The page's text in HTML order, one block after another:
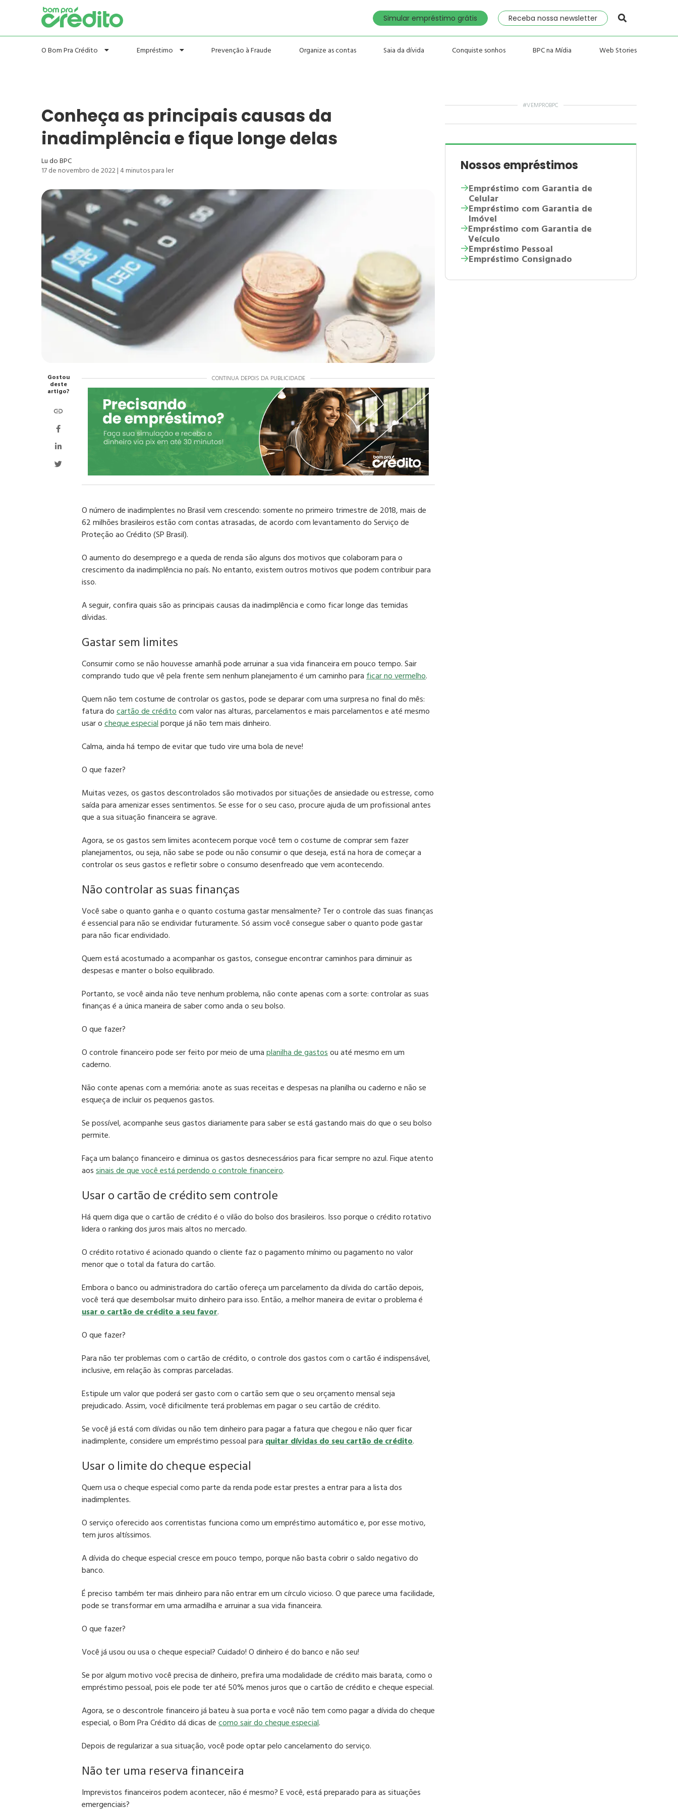
Simular empréstimo grátis Receba nossa newsletter
O Bom Pra Crédito Empréstimo Prevenção à Fraude Organize as contas Saia da dívida Conquiste sonhos BPC na Mídia Web Stories
Conheça as principais causas da
inadimplência e fique longe delas
Lu do BPC
17 de novembro de 2022| 4minutos para ler
CONTINUA DEPOIS DA PUBLICIDADE
O número de inadimplentes no Brasil vem crescendo: somente no primeiro trimestre de 2018, mais de
62 milhões brasileiros estão com contas atrasadas, de acordo com levantamento do Serviço de
Proteção ao Crédito (SP Brasil).
O aumento do desemprego e a queda de renda são alguns dos motivos que colaboram para o
crescimento da inadimplência no país. No entanto, existem outros motivos que podem contribuir para
isso.
A seguir, confira quais são as principais causas da inadimplência e como ficar longe das temidas
dívidas.
Gastar sem limites
Consumir como se não houvesse amanhã pode arruinar a sua vida financeira em pouco tempo. Sair
comprando tudo que vê pela frente sem nenhum planejamento é um caminho paraficar no vermelho.
Quem não tem costume de controlar os gastos, pode se deparar com uma surpresa no final do mês:
fatura docartão de créditocom valor nas alturas, parcelamentos e mais parcelamentos e até mesmo
usar ocheque especialporque já não tem mais dinheiro.
Calma, ainda há tempo de evitar que tudo vire uma bola de neve!
O que fazer?
Muitas vezes, os gastos descontrolados são motivados por situações de ansiedade ou estresse, como
saída para amenizar esses sentimentos.Se esse for o seu caso, procure ajuda de um profissional antes
que a sua situação financeira se agrave.
Agora, se os gastos sem limites acontecem porque você tem o costume de comprar sem fazer
planejamentos, ou seja, não sabe se pode ou não consumir o que deseja, está na hora de começar a
controlar os seus gastos e refletir sobre o consumo desenfreado que vem acontecendo.
Não controlar as suas finanças
Você sabe o quanto ganha e o quanto costuma gastar mensalmente? Ter o controle das suas finanças
é essencial para não se endividar futuramente.Só assim você consegue saber o quanto pode gastar
para não ficar endividado.
Quem está acostumado a acompanhar os gastos, consegue encontrar caminhos para diminuir as
despesas e manter o bolso equilibrado.
Portanto, se você ainda não teve nenhum problema, não conte apenas com a sorte: controlar as suas
finanças é a única maneira de saber como anda o seu bolso.
O que fazer?
O controle financeiro pode ser feito por meio de umaplanilha de gastosou até mesmo em um
caderno.
Não conte apenas com a memória: anote as suas receitas e despesas na planilha ou caderno e não se
esqueça de incluir os pequenos gastos.
Se possível, acompanhe seus gastos diariamente para saber se está gastando mais do que o seu bolso
permite.
Faça um balanço financeiro e diminua os gastos desnecessários para ficar sempre no azul. Fique atento
aossinais de que você está perdendo o controle financeiro.
Usar o cartão de crédito sem controle
Há quem diga que o cartão de crédito é o vilão do bolso dos brasileiros. Isso porque o crédito rotativo
lidera o ranking dos juros mais altos no mercado.
O crédito rotativo é acionado quando o cliente faz o pagamento mínimo ou pagamento no valor
menor que o total da fatura do cartão.
Embora o banco ou administradora do cartão ofereça um parcelamento da dívida do cartão depois,
você terá que desembolsar muito dinheiro paraisso. Então, a melhor maneira de evitar o problema é
usar o cartão de crédito a seu favor.
O que fazer?
Para não ter problemas com o cartão de crédito, o controle dos gastos com o cartão é indispensável,
inclusive, em relação às compras parceladas.
Estipule um valor que poderá ser gasto com o cartão sem que o seu orçamento mensal seja
prejudicado.Assim, você dificilmente terá problemas em pagar o seu cartão de crédito.
Se você já está com dívidas ou não tem dinheiro para pagar a fatura que chegou e não quer ficar
inadimplente, considere um empréstimo pessoal paraquitar dívidas do seu cartão de crédito.
Usar o limite do cheque especial
Quem usa o cheque especial como parte da renda pode estar prestes a entrar para a lista dos
inadimplentes.
O serviço oferecido aos correntistas funciona como um empréstimo automático e, por esse motivo,
tem juros altíssimos.
A dívida do cheque especial cresce em pouco tempo, porque não basta cobrir o saldo negativo do
banco.
É preciso também ter mais dinheiro para não entrar em um círculo vicioso. O que parece uma facilidade,
pode se transformar em uma armadilha e arruinar a sua vida financeira.
O que fazer?
Você já usou ou usa o cheque especial? Cuidado! O dinheiro é do banco e não seu!
Se por algum motivo você precisa de dinheiro, prefira uma modalidade de crédito mais barata, como o
empréstimo pessoal, pois ele pode ter até 50% menos juros que o cartão de crédito e cheque especial.
Agora, se o descontrole financeiro já bateu à sua porta e você não tem como pagar a dívida do cheque
especial, o Bom Pra Crédito dá dicas decomo sair do cheque especial.
Depois de regularizar a sua situação, você pode optar pelo cancelamento do serviço.
Não ter uma reserva financeira
Imprevistos financeiros podem acontecer, não é mesmo? E você, está preparado para as situações
emergenciais?
Gostou
deste
artigo?
#VEMPROBPC
Nossos empréstimos
Empréstimo com Garantia de
Celular
Empréstimo com Garantia de
Imóvel
Empréstimo com Garantia de
Veículo
Empréstimo Pessoal
Empréstimo Consignado